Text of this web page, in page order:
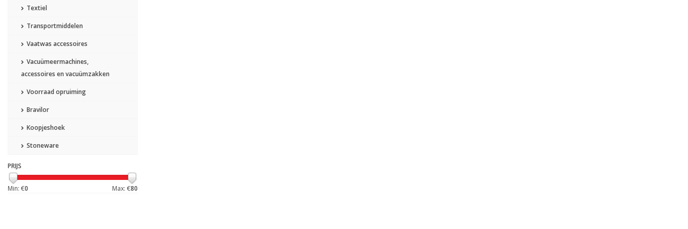
Textiel
Transportmiddelen
Vaatwas accessoires
Vacuümeermachines,
accessoires en vacuümzakken
Voorraad opruiming
Bravilor
Koopjeshoek
Stoneware
PRIJS
Min: €0 Max: €80